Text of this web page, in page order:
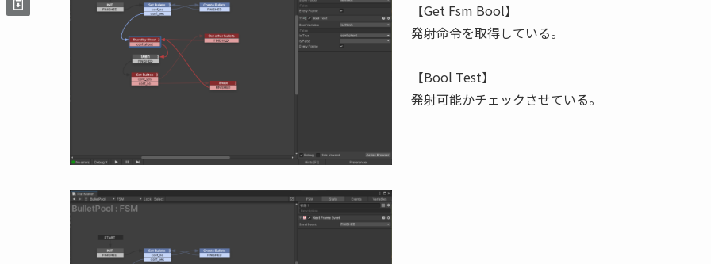
【Get Fsm Bool】
発射命令を取得している。
【Bool Test】
発射可能かチェックさせている。